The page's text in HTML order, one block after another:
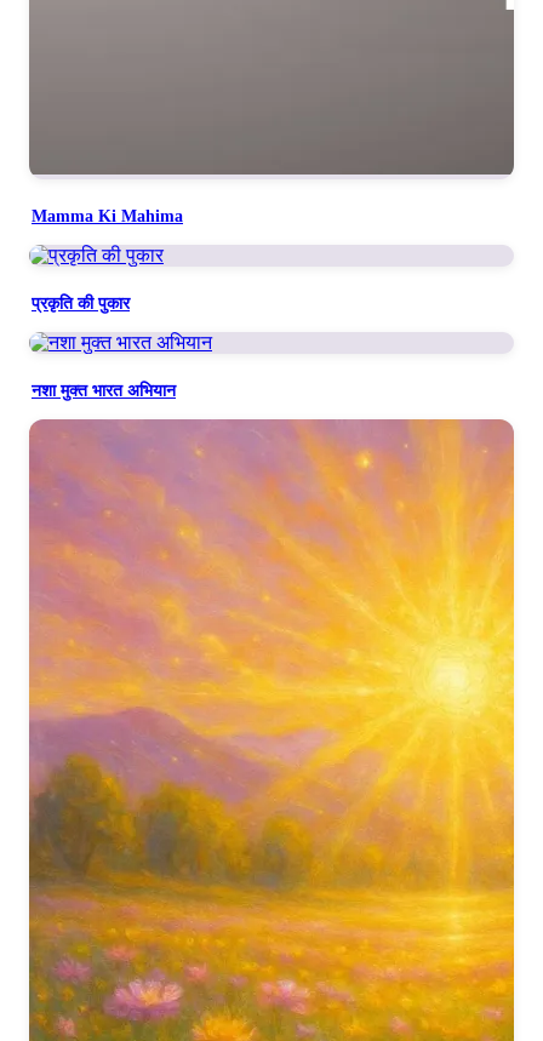
Mamma Ki Mahima
प्रकृति की पुकार
नशा मुक्त भारत अभियान